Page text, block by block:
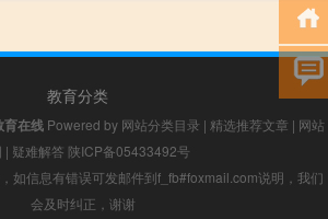
教育分类
育在线 Powered by 网站分类目录 | 精选推荐文章 | 网站
| 疑难解答 陕ICP备05433492号
如信息有错误可发邮件到f_fb#foxmail.com说明，我们
会及时纠正，谢谢